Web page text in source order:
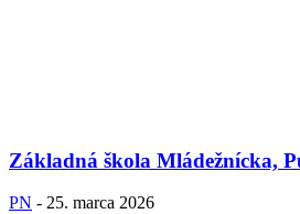
Základná škola Mládežnícka,
PN - 25. marca 2026